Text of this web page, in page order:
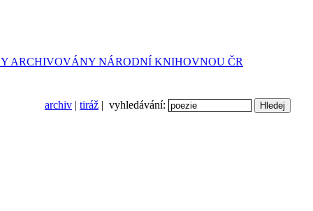
archiv | tiráž | vyhledávání: